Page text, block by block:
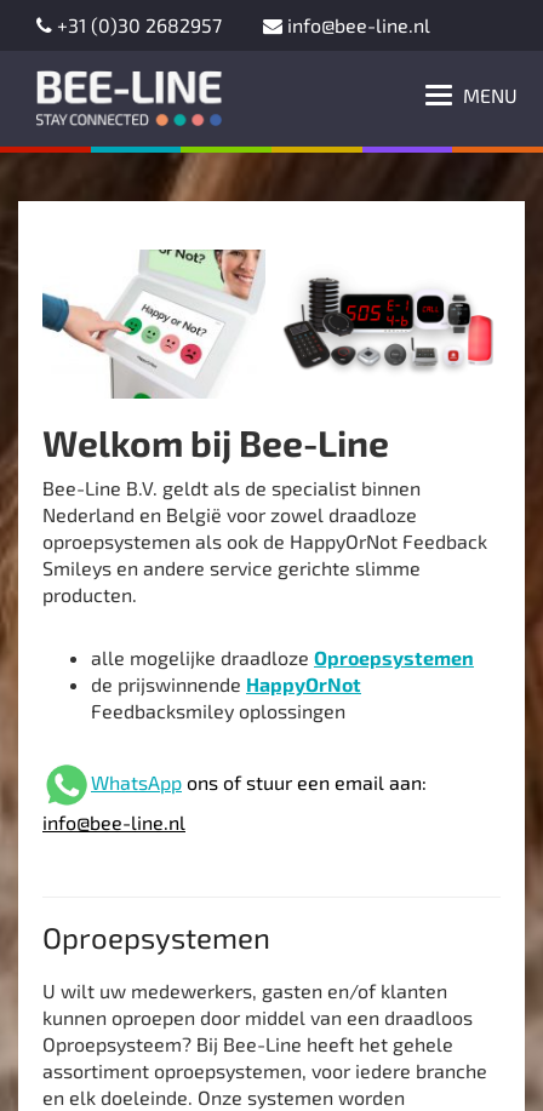
+31 (0)30 2682957 info@bee-line.nl
MENU
Welkom bij Bee-Line
Bee-Line B.V. geldt als de specialist binnen
Nederland en België voor zowel draadloze
oproepsystemen als ook de HappyOrNot Feedback
Smileys en andere service gerichte slimme
producten.
alle mogelijke draadloze Oproepsystemen
de prijswinnende HappyOrNot
Feedbacksmiley oplossingen
WhatsApp ons of stuur een email aan:
info@bee-line.nl
Oproepsystemen
U wilt uw medewerkers, gasten en/of klanten
kunnen oproepen door middel van een draadloos
Oproepsysteem? Bij Bee-Line heeft het gehele
assortiment oproepsystemen, voor iedere branche
en elk doeleinde. Onze systemen worden